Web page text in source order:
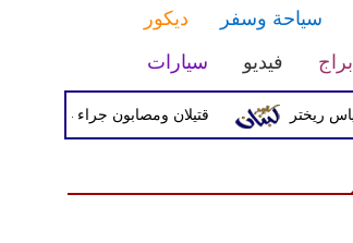
سياحة وسفر
ديكور
أبراج فيديو سيارات
قتيلان ومصابون جراء 14 غارة إسرائيلية على شرق وجنوب لبنان